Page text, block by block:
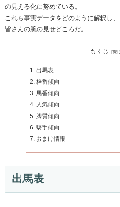
の見える化に努めている。
これら事実データをどのように解釈し
皆さんの腕の見せどころだ。
もくじ
出馬表
枠番傾向
馬番傾向
人気傾向
脚質傾向
騎手傾向
おまけ情報
出馬表